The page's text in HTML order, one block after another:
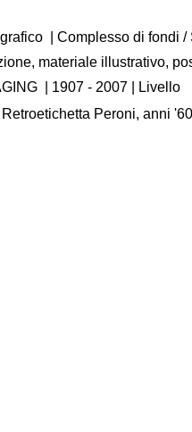
| Complesso di fondi
materiale illustrativo,
1907 - 2007
| Livello
Retroetichetta Peroni, anni '60